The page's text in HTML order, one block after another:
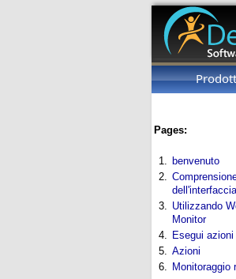
Pages:
1. benvenuto
2.
3. Utilizzando
Monitor
4. Esegui azioni
5. Azioni
6. Monitoraggio